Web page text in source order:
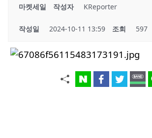
마켓세일 작성자 KReporter
작성일 2024-10-11 13:59 조회 597